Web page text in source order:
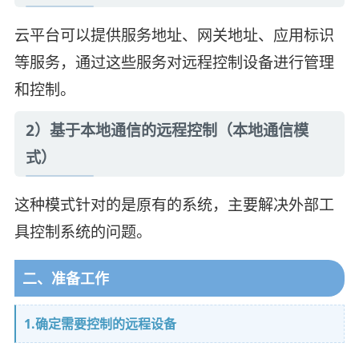
云平台可以提供服务地址、网关地址、应用标识
等服务，通过这些服务对远程控制设备进行管理
和控制。
2）基于本地通信的远程控制（本地通信模
式）
这种模式针对的是原有的系统，主要解决外部工
具控制系统的问题。
二、准备工作
1.确定需要控制的远程设备